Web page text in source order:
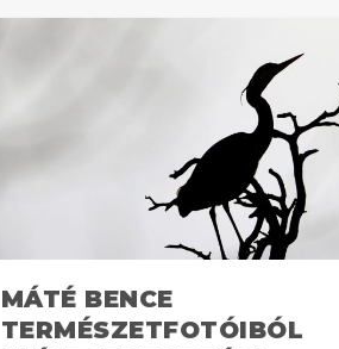
MÁTÉ BENCE
TERMÉSZETFOTÓIBÓL